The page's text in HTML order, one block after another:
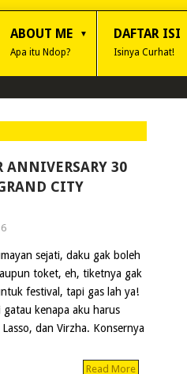
ABOUT ME
Apa itu Ndop?
DAFTAR ISI
Isinya Curhat!
ANNIVERSARY 30
CITY
sejati, daku gak boleh
toket, eh, tiketnya gak
festival, tapi gas lah ya!
kenapa aku harus
dan Virzha. Konsernya
Read More